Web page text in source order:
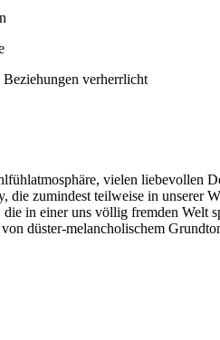
verherrlicht
vielen liebevollen
die zumindest teilweise in unserer
die in einer uns völlig fremden Welt
düster-melancholischem